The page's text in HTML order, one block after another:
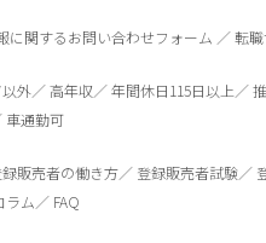
に関するお問い合わせフォーム 転
外 高年収 年間休日115日以上
車通勤可
録販売者の働き方 登録販売者試験
ラム FAQ